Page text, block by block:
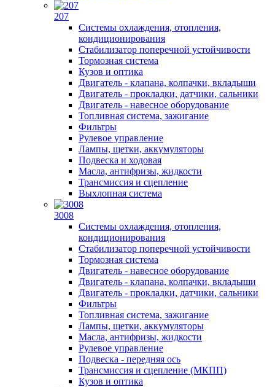
207
Системы охлаждения, отопления,
кондиционирования
Стабилизатор поперечной устойчивости
Тормозная система
Кузов и оптика
Двигатель - клапана, колпачки, вкладыши
Двигатель - прокладки, датчики, сальники
Двигатель - навесное оборудование
Топливная система, зажигание
Фильтры
Рулевое управление
Лампы, щетки, аккумуляторы
Подвеска и ходовая
Масла, антифризы, жидкости
Трансмиссия и сцепление
Выхлопная система
3008
Системы охлаждения, отопления,
кондиционирования
Стабилизатор поперечной устойчивости
Тормозная система
Двигатель - навесное оборудование
Двигатель - клапана, колпачки, вкладыши
Двигатель - прокладки, датчики, сальники
Фильтры
Топливная система, зажигание
Лампы, щетки, аккумуляторы
Масла, антифризы, жидкости
Рулевое управление
Подвеска - передняя ось
Трансмиссия и сцепление (МКПП)
Кузов и оптика